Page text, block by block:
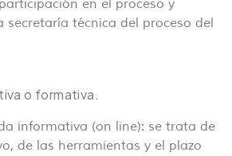
en el proceso y
secretaría técnica del proceso del
o formativa.
informativa (on line): se trata de
de las herramientas y el plazo